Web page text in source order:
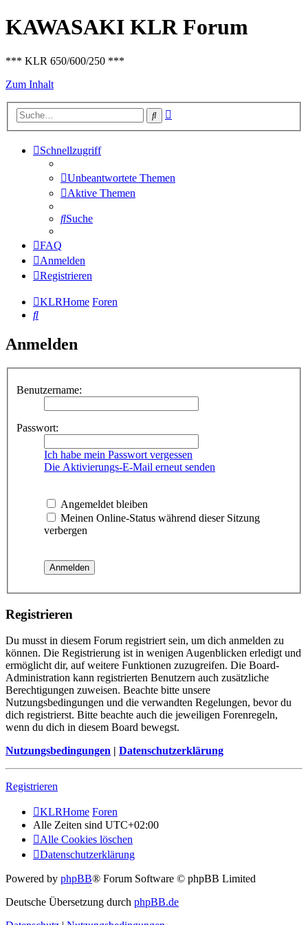
KAWASAKI KLR Forum
*** KLR 650/600/250 ***
Zum Inhalt
Suche
Schnellzugriff
Unbeantwortete Themen
Aktive Themen
Suche
FAQ
Anmelden
Registrieren
KLRHome Foren
Suche
Anmelden
Benutzername:
Passwort:
Ich habe mein Passwort vergessen
Die Aktivierungs-E-Mail erneut senden
Angemeldet bleiben
Meinen Online-Status während dieser Sitzung
verbergen
Registrieren
Du musst in diesem Forum registriert sein, um dich anmelden zu
können. Die Registrierung ist in wenigen Augenblicken erledigt und
ermöglicht dir, auf weitere Funktionen zuzugreifen. Die Board-
Administration kann registrierten Benutzern auch zusätzliche
Berechtigungen zuweisen. Beachte bitte unsere
Nutzungsbedingungen und die verwandten Regelungen, bevor du
dich registrierst. Bitte beachte auch die jeweiligen Forenregeln,
wenn du dich in diesem Board bewegst.
Nutzungsbedingungen | Datenschutzerklärung
Registrieren
KLRHome Foren
Alle Zeiten sind UTC+02:00
Alle Cookies löschen
Datenschutzerklärung
Powered by phpBB® Forum Software © phpBB Limited
Deutsche Übersetzung durch phpBB.de